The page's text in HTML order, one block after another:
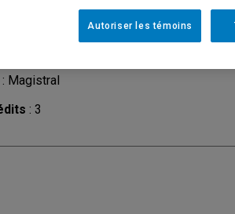
: Magistral
: 3
Autoriser les témoins